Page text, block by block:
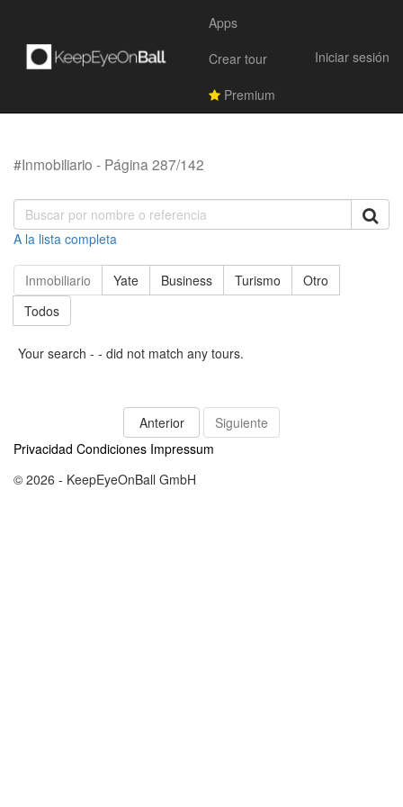
Apps
Crear tour
Premium
Iniciar sesión
#Inmobiliario - Página 287/142
A la lista completa
Inmobiliario Yate Business Turismo
Otro
Todos
Your search - - did not match any tours.
Anterior
Siguiente
Privacidad Condiciones Impressum
© 2026 - KeepEyeOnBall GmbH